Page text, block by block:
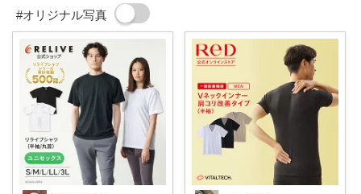
#オリジナル写真